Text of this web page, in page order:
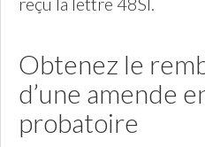
Obtenez le
d’une amende
probatoire